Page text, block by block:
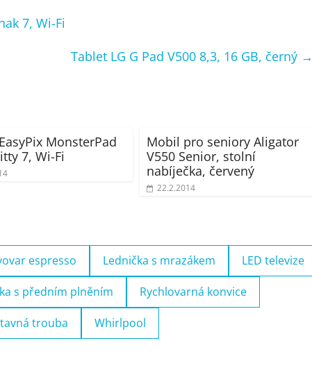
7, Wi-Fi
Tablet LG G Pad V500 8,3, 16 GB, černý →
MonsterPad
7, Wi-Fi
Mobil pro seniory Aligator
V550 Senior, stolní
nabíječka, červený
22.2.2014
espresso Lednička s mrazákem LED televize
s předním plněním Rychlovarná konvice
trouba Whirlpool